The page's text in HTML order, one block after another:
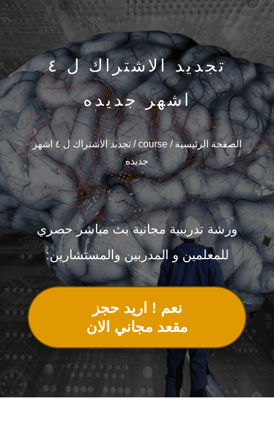
تجديد الاشتراك ل ٤
اشهر جديده
الصفحة الرئيسية /
course
/ تجديد الاشتراك ل ٤ اشهر
جديده
ورشة تدريبية مجانية بث مباشر حصري
للمعلمين و المدربين والمستشارين:
نعم ! اريد حجز
مقعد مجاني الان